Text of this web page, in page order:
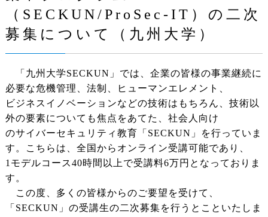
（SECKUN/ProSec-IT）の二次
募集について（九州大学）
「九州大学SECKUN」では、企業の皆様の事業継続に
必要な危機管理、法制、ヒューマンエレメント、
ビジネスイノベーションなどの技術はもちろん、技術以
外の要素についても焦点をあてた、社会人向け
のサイバーセキュリティ教育「SECKUN」を行っていま
す。こちらは、全国からオンライン受講可能であり、
1モデルコース40時間以上で受講料6万円となっておりま
す。
この度、多くの皆様からのご要望を受けて、
「SECKUN」の受講生の二次募集を行うとこといたしま